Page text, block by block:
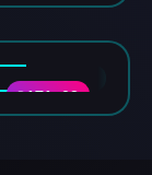
DATA-03